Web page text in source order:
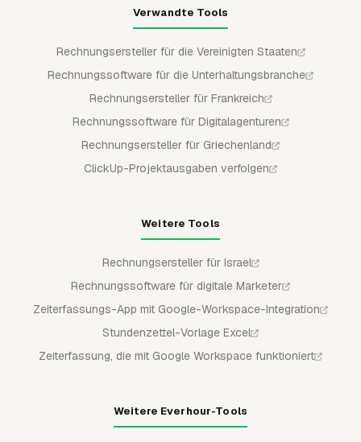
Verwandte Tools
Rechnungsersteller für die Vereinigten Staaten
Rechnungssoftware für die Unterhaltungsbranche
Rechnungsersteller für Frankreich
Rechnungssoftware für Digitalagenturen
Rechnungsersteller für Griechenland
ClickUp-Projektausgaben verfolgen
Weitere Tools
Rechnungsersteller für Israel
Rechnungssoftware für digitale Marketer
Zeiterfassungs-App mit Google-Workspace-Integration
Stundenzettel-Vorlage Excel
Zeiterfassung, die mit Google Workspace funktioniert
Weitere Everhour-Tools